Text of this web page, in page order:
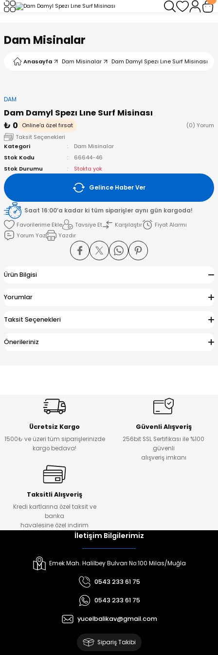
Dam Misinalar
Anasayfa Dam Misinalar Dam Damyl Spezı Lıne Surf Misinası
DAM
Dam Damyl Spezı Lıne Surf Misinası
₺ 0
Online'a özel fırsat
(0) Yorum
Taksit Seçenekleri
Kategori
Dam Misinalar
Stok Kodu
66644-46
Stok Durumu
Stokta yok
Gelince Haber Ver
Saat 16:00’a kadar ki tüm siparişler aynı gün kargoda!
Tavsiye Et
Karşılaştır
Fiyat Alarmı
Yorum Yaz
Yazdır
Ürün Bilgisi
Yorumlar
Taksit Seçenekleri
Önerileriniz
Ücretsiz Kargo
1500₺ ve üzeri tüm siparişlerinizde
kargo bedava!
Güvenli Alışveriş
256bit SSL Sertifikası ile %100
güvenli
alışveriş imkanı
Taksitli Alışveriş
Kredi kartlarına özel taksit ve
banka
havalesine özel indirim
İletişim Bilgilerimiz
Emek Mah. Halilbey Bulvarı No:100 Milas/Muğla
0543 233 61 75
0543 233 61 75
yucelbalikav@gmail.com
Sipariş Takibi
Geri Dön
Makineleri
Geri Dön
Kamışlar
Geri Dön
Misinalar
Misinalar
Geri Dön
- Klips
Halka
Geri Dön
Geri Dön
& El Feneri